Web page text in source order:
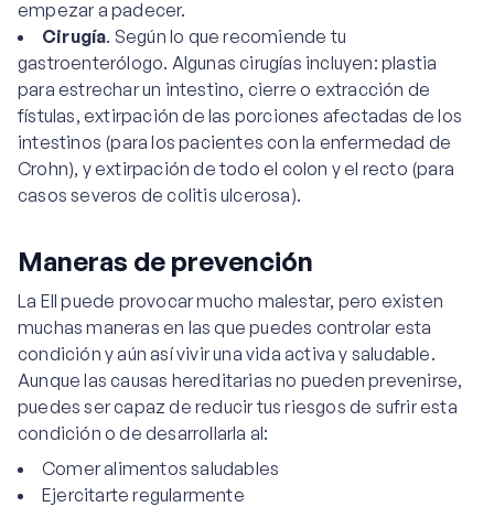
empezar a padecer.
Cirugía. Según lo que recomiende tu
gastroenterólogo. Algunas cirugías incluyen: plastia
para estrechar un intestino, cierre o extracción de
fístulas, extirpación de las porciones afectadas de los
intestinos (para los pacientes con la enfermedad de
Crohn), y extirpación de todo el colon y el recto (para
casos severos de colitis ulcerosa).
Maneras de prevención
La EII puede provocar mucho malestar, pero existen
muchas maneras en las que puedes controlar esta
condición y aún así vivir una vida activa y saludable.
Aunque las causas hereditarias no pueden prevenirse,
puedes ser capaz de reducir tus riesgos de sufrir esta
condición o de desarrollarla al:
Comer alimentos saludables
Ejercitarte regularmente